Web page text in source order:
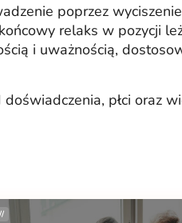
poprzez
relaks w pozycji
i uważnością,
płci oraz